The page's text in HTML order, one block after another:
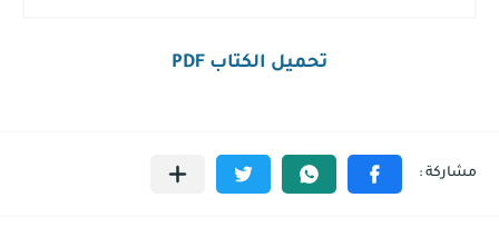
تحميل الكتاب PDF